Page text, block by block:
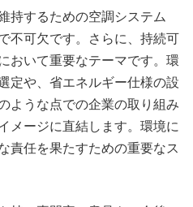
持するための空調システム
不可欠です。さらに、持続可
おいて重要なテーマです。環
定や、省エネルギー仕様の設
ような点での企業の取り組み
メージに直結します。環境に
責任を果たすための重要なス